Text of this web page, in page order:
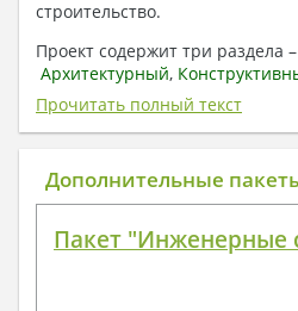
строительство.
Проект содержит три раздела –
Архитектурный,
отопление, вентиляция,
электроснабжение
плату) + Пояснительная
1. Архитектурный раздел:
План
Поэтажные
Прочитать полный текст
Дополнительные
Пакет "Инженерные